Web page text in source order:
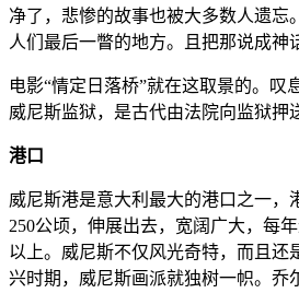
净了，悲惨的故事也被大多数人遗忘
人们最后一瞥的地方。且把那说成神
电影“情定日落桥”就在这取景的。叹
威尼斯监狱，是古代由法院向监狱押
港口
威尼斯港是意大利最大的港口之一，
250公顷，伸展出去，宽阔广大，每
以上。威尼斯不仅风光奇特，而且还
兴时期，威尼斯画派就独树一帜。乔